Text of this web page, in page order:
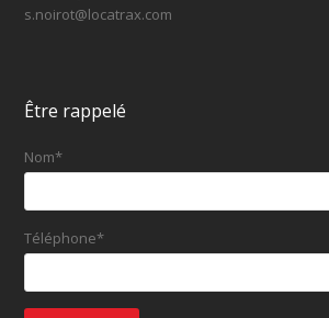
s.noirot@locatrax.com
Être rappelé
Nom*
Téléphone*